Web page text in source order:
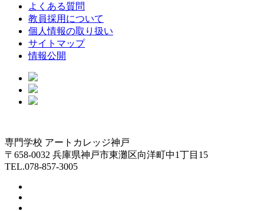
よくある質問
教員採用について
個人情報の取り扱い
サイトマップ
情報公開
専門学校 アートカレッジ神戸
〒658-0032 兵庫県神戸市東灘区向洋町中1丁目15
TEL.078-857-3005